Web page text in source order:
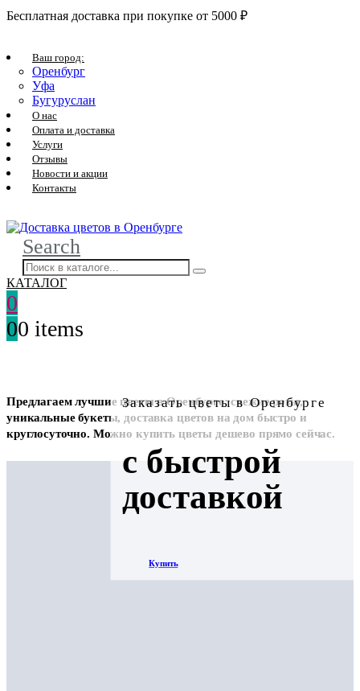
Бесплатная доставка при покупке от 5000 ₽
Ваш город:
Оренбург
Уфа
Бугуруслан
О нас
Оплата и доставка
Услуги
Отзывы
Новости и акции
Контакты
Search
КАТАЛОГ
0
00 items
Предлагаем лучшие цветы в Оренбурге: свежие розы,
уникальные букеты, доставка цветов на дом быстро и
круглосуточно. Можно купить цветы дешево прямо сейчас.
Заказать цветы в Оренбурге
с быстрой
доставкой
Купить